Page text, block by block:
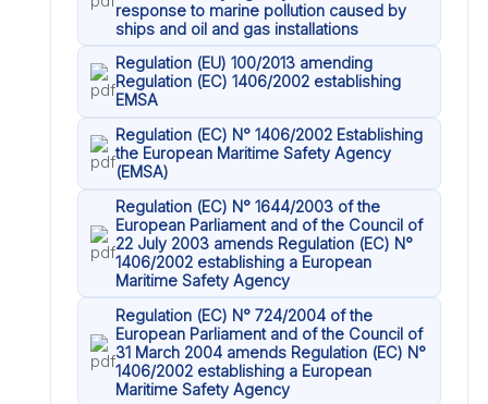
response to marine pollution caused by
ships and oil and gas installations
Regulation (EU) 100/2013 amending
Regulation (EC) 1406/2002 establishing
EMSA
Regulation (EC) N° 1406/2002 Establishing
the European Maritime Safety Agency
(EMSA)
Regulation (EC) N° 1644/2003 of the
European Parliament and of the Council of
22 July 2003 amends Regulation (EC) N°
1406/2002 establishing a European
Maritime Safety Agency
Regulation (EC) N° 724/2004 of the
European Parliament and of the Council of
31 March 2004 amends Regulation (EC) N°
1406/2002 establishing a European
Maritime Safety Agency